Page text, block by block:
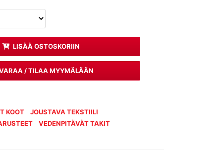
LISÄÄ OSTOSKORIIN
/ TILAA MYYMÄLÄÄN
KOOT
JOUSTAVA TEKSTIILI
VEDENPITÄVÄT TAKIT